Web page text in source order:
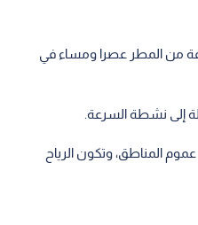
من المطر عصرا ومساء في
إلى نشطة السرعة.
المناطق، وتكون الرياح